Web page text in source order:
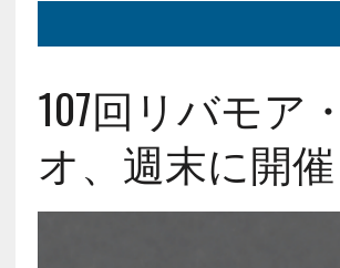
107回リバモア
オ、週末に開催